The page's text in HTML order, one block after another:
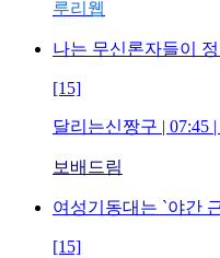
루리웹
나는 무신론자들이
[15]
달리는신짱구 | 07:45 |
보배드림
여성기동대는 `야간
[15]